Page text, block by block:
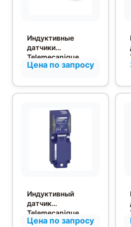
Индуктивные
датчики
Telemecanique
Osiprox в
корпусе M30
Цена по запросу
Индуктивный
датчик
Telemecanique
XS9C4A1PCP20
Цена по запросу